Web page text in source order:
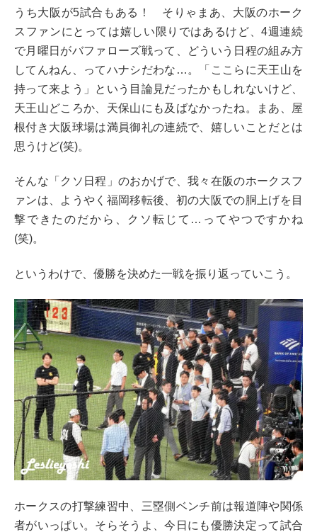
うち大阪が5試合もある！ そりゃまあ、大阪のホーク
スファンにとっては嬉しい限りではあるけど、4週連続
で月曜日がバファローズ戦って、どういう日程の組み方
してんねん、ってハナシだわな…。「ここらに天王山を
持って来よう」という目論見だったかもしれないけど、
天王山どころか、天保山にも及ばなかったね。まあ、屋
根付き大阪球場は満員御礼の連続で、嬉しいことだとは
思うけど(笑)。
そんな「クソ日程」のおかげで、我々在阪のホークスフ
ァンは、ようやく福岡移転後、初の大阪での胴上げを目
撃できたのだから、クソ転じて…ってやつですかね
(笑)。
というわけで、優勝を決めた一戦を振り返っていこう。
ホークスの打撃練習中、三塁側ベンチ前は報道陣や関係
者がいっぱい。そらそうよ、今日にも優勝決定って試合